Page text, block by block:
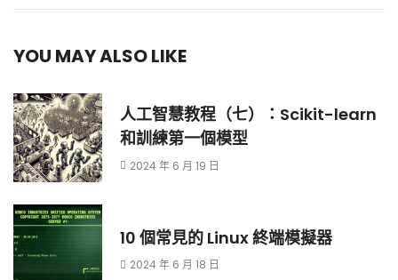
YOU MAY ALSO LIKE
人工智慧教程（七）：Scikit-learn
和訓練第一個模型
2024 年 6 月 19 日
10 個常見的 Linux 終端模擬器
2024 年 6 月 18 日